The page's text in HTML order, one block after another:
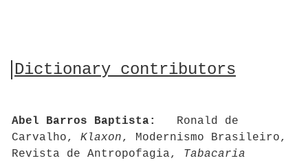
Dictionary contributors
Abel Barros Baptista: Ronald de
Carvalho, Klaxon, Modernismo Brasileiro,
Revista de Antropofagia, Tabacaria